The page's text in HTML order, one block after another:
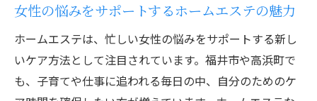
女性の悩みをサポートするホームエステの魅力
ホームエステは、忙しい女性の悩みをサポートする新し
いケア方法として注目されています。福井市や高浜町で
も、子育てや仕事に追われる毎日の中、自分のためのケ